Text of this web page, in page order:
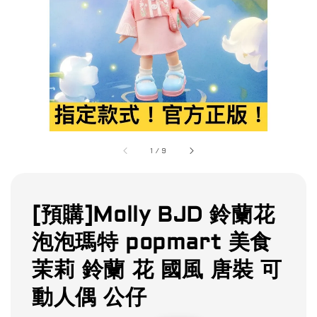
1 / 9
[預購]Molly BJD 鈴蘭花
泡泡瑪特 popmart 美食
茉莉 鈴蘭 花 國風 唐裝 可
動人偶 公仔